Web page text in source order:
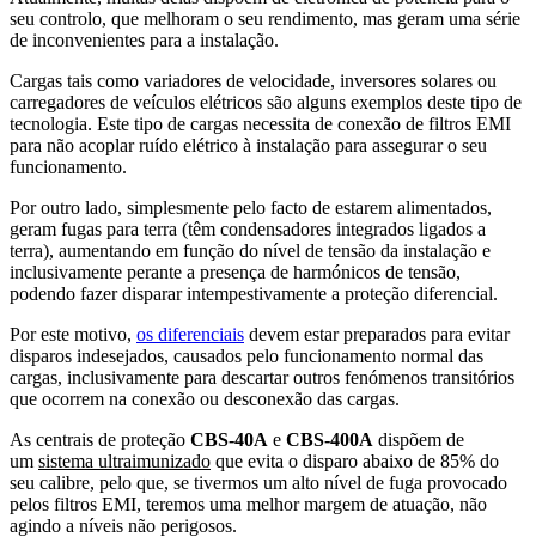
seu controlo, que melhoram o seu rendimento, mas geram uma série
de inconvenientes para a instalação.
Cargas tais como variadores de velocidade, inversores solares ou
carregadores de veículos elétricos são alguns exemplos deste tipo de
tecnologia. Este tipo de cargas necessita de conexão de filtros EMI
para não acoplar ruído elétrico à instalação para assegurar o seu
funcionamento.
Por outro lado, simplesmente pelo facto de estarem alimentados,
geram fugas para terra (têm condensadores integrados ligados a
terra), aumentando em função do nível de tensão da instalação e
inclusivamente perante a presença de harmónicos de tensão,
podendo fazer disparar intempestivamente a proteção diferencial.
Por este motivo, os diferenciais devem estar preparados para evitar
disparos indesejados, causados pelo funcionamento normal das
cargas, inclusivamente para descartar outros fenómenos transitórios
que ocorrem na conexão ou desconexão das cargas.
As centrais de proteção CBS-40A e CBS-400A dispõem de
um sistema ultraimunizado que evita o disparo abaixo de 85% do
seu calibre, pelo que, se tivermos um alto nível de fuga provocado
pelos filtros EMI, teremos uma melhor margem de atuação, não
agindo a níveis não perigosos.